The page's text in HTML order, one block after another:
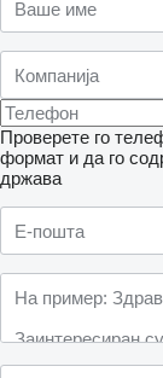
Проверете го
формат и да го
држава